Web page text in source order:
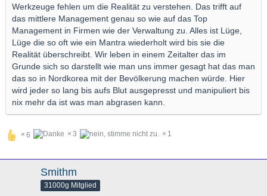
Werkzeuge fehlen um die Realität zu verstehen. Das trifft auf
das mittlere Management genau so wie auf das Top
Management in Firmen wie der Verwaltung zu. Alles ist Lüge,
Lüge die so oft wie ein Mantra wiederholt wird bis sie die
Realität überschreibt. Wir leben in einem Zeitalter das im
Grunde sich so darstellt wie man uns immer gesagt hat das man
das so in Nordkorea mit der Bevölkerung machen würde. Hier
wird jeder so lang bis aufs Blut ausgepresst und manipuliert bis
nix mehr da ist was man abgrasen kann.
6 3 1
Smithm
31000g Mitglied